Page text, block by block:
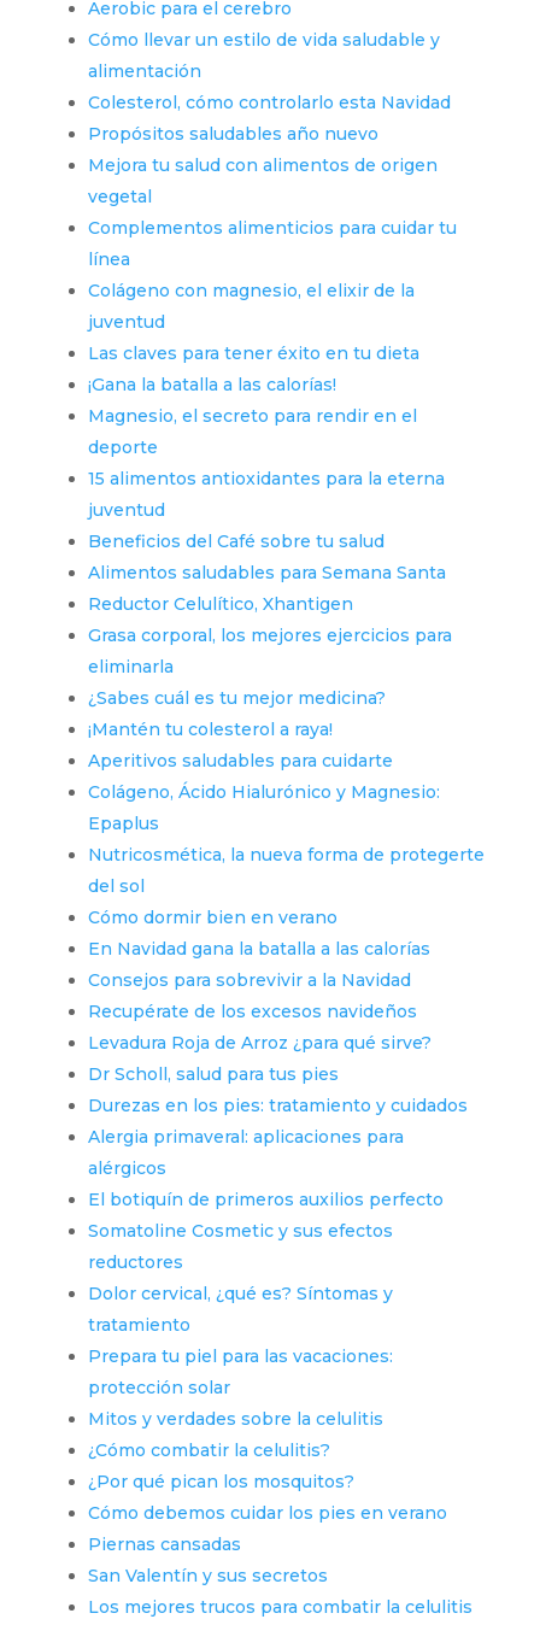
Aerobic para el cerebro
Cómo llevar un estilo de vida saludable y
alimentación
Colesterol, cómo controlarlo esta Navidad
Propósitos saludables año nuevo
Mejora tu salud con alimentos de origen
vegetal
Complementos alimenticios para cuidar tu
línea
Colágeno con magnesio, el elixir de la
juventud
Las claves para tener éxito en tu dieta
¡Gana la batalla a las calorías!
Magnesio, el secreto para rendir en el
deporte
15 alimentos antioxidantes para la eterna
juventud
Beneficios del Café sobre tu salud
Alimentos saludables para Semana Santa
Reductor Celulítico, Xhantigen
Grasa corporal, los mejores ejercicios para
eliminarla
¿Sabes cuál es tu mejor medicina?
¡Mantén tu colesterol a raya!
Aperitivos saludables para cuidarte
Colágeno, Ácido Hialurónico y Magnesio:
Epaplus
Nutricosmética, la nueva forma de protegerte
del sol
Cómo dormir bien en verano
En Navidad gana la batalla a las calorías
Consejos para sobrevivir a la Navidad
Recupérate de los excesos navideños
Levadura Roja de Arroz ¿para qué sirve?
Dr Scholl, salud para tus pies
Durezas en los pies: tratamiento y cuidados
Alergia primaveral: aplicaciones para
alérgicos
El botiquín de primeros auxilios perfecto
Somatoline Cosmetic y sus efectos
reductores
Dolor cervical, ¿qué es? Síntomas y
tratamiento
Prepara tu piel para las vacaciones:
protección solar
Mitos y verdades sobre la celulitis
¿Cómo combatir la celulitis?
¿Por qué pican los mosquitos?
Cómo debemos cuidar los pies en verano
Piernas cansadas
San Valentín y sus secretos
Los mejores trucos para combatir la celulitis